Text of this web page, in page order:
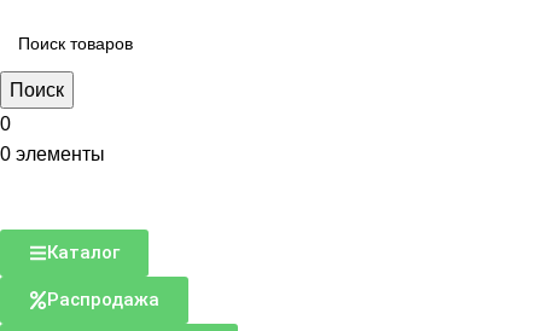
Поиск
0
0 элементы
Каталог
Распродажа